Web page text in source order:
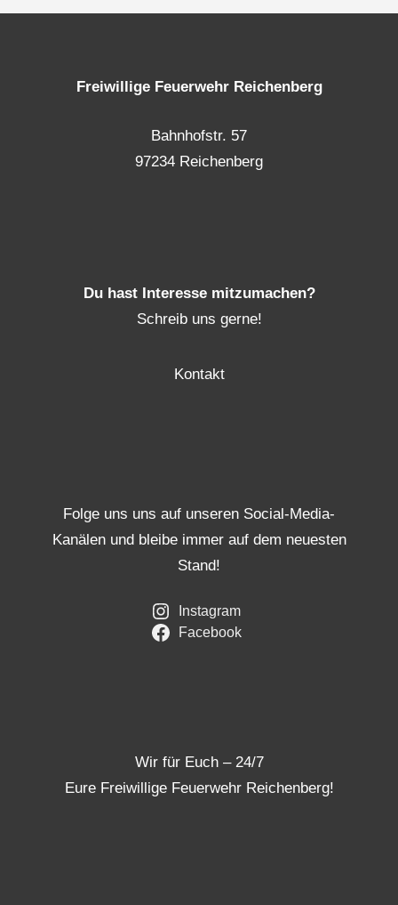
Freiwillige Feuerwehr Reichenberg
Bahnhofstr. 57
97234 Reichenberg
Du hast Interesse mitzumachen?
Schreib uns gerne!
Kontakt
Folge uns uns auf unseren Social-Media-
Kanälen und bleibe immer auf dem neuesten
Stand!
Instagram
Facebook
Wir für Euch – 24/7
Eure Freiwillige Feuerwehr Reichenberg!